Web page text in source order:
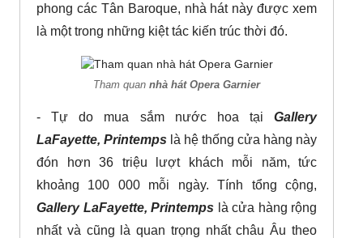
phong các Tân Baroque, nhà hát này được xem
là một trong những kiệt tác kiến trúc thời đó.
Tham quan nhà hát Opera Garnier
- Tự do mua sắm nước hoa tại Gallery
LaFayette, Printemps là hệ thống cửa hàng này
đón hơn 36 triệu lượt khách mỗi năm, tức
khoảng 100 000 mỗi ngày. Tính tổng cộng,
Gallery LaFayette, Printemps là cửa hàng rộng
nhất và cũng là quan trọng nhất châu Âu theo